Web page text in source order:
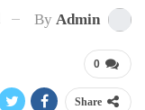
By Admin
0
Share